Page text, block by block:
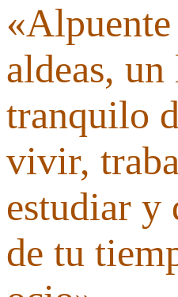
aldeas,
tranquilo
vivir,
estudiar y
de tu